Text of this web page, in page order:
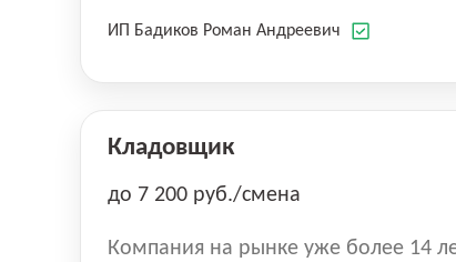
ИП Бадиков Роман Андреевич
Кладовщик
до 7 200 руб./смена
Компания на рынке уже более 14